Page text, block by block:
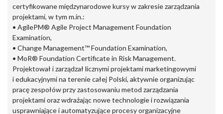
certyfikowane międzynarodowe kursy w zakresie zarządzania
projektami, w tym m.in.:
• AgilePM® Agile Project Management Foundation
Examination,
• Change Management™ Foundation Examination,
• MoR® Foundation Certificate in Risk Management.
Projektował i zarządzał licznymi projektami marketingowymi
i edukacyjnymi na terenie całej Polski, aktywnie organizując
pracę zespołów przy zastosowaniu metod zarządzania
projektami oraz wdrażając nowe technologie i rozwiązania
usprawniające i automatyzujące procesy organizacyjne